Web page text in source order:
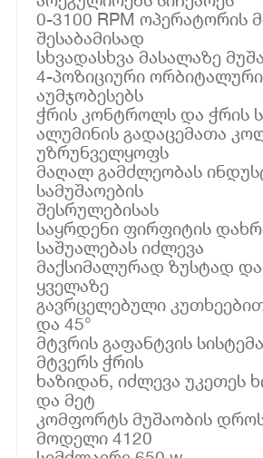
0-3100 RPM ოპერატორის
შესაბამისად
სხვადასხვა მასალაზე
4-პოზიციური
აუმჯობესებს
ჭრის კონტროლს და ჭრის
ალუმინის გადაცემათა
უზრუნველყოფს
მაღალ გამძლეობას
სამუშაოების
შესრულებისას
საყრდენი ფირფიტის
საშუალებას იძლევა
მაქსიმალურად ზუსტად
ყველაზე
გავრცელებული კუთხეებით
და 45°
მტვრის გაფანტვის
მტვერს ჭრის
ხაზიდან, იძლევა უკეთეს
და მეტ
კომფორტს მუშაობის
მოდელი 4120